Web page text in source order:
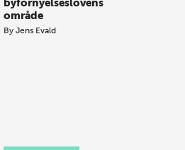
byfornyelseslovens
område
ByJens Evald